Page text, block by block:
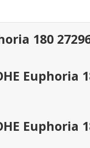
180
Euphoria
Euphoria